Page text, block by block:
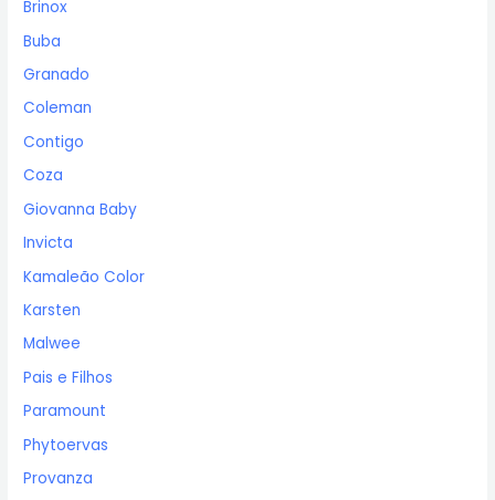
Brinox
Buba
Granado
Coleman
Contigo
Coza
Giovanna Baby
Invicta
Kamaleão Color
Karsten
Malwee
Pais e Filhos
Paramount
Phytoervas
Provanza